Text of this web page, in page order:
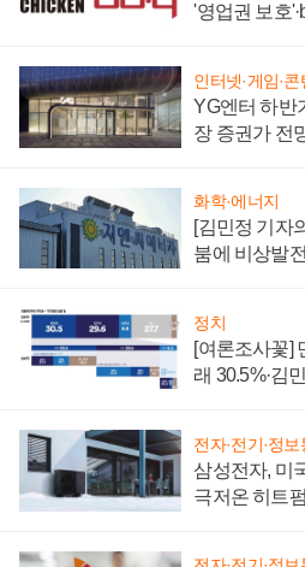
'영업권 보호
인터넷·게임·콘
YG엔터 하반
장 증권가 전
화학·에너지
[김민정 기자
붐에 비상발
정치
[여론조사꽃]
래 30.5%·김
전자·전기·정보
삼성전자, 미
극저온 히트